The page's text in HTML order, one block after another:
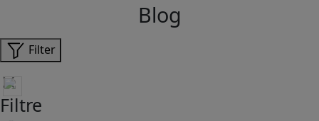
Blog
Filter
Filtre